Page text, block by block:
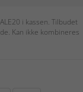
i kassen. Tilbudet
Kan ikke kombineres